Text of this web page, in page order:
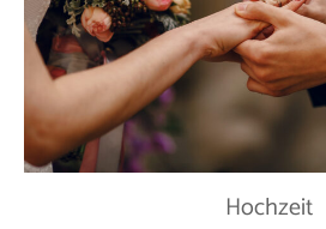
Hochzeit